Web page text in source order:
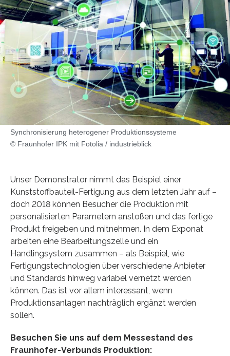
Synchronisierung heterogener Produktionssysteme
© Fraunhofer IPK mit Fotolia / industrieblick
Unser Demonstrator nimmt das Beispiel einer
Kunststoffbauteil-Fertigung aus dem letzten Jahr auf –
doch 2018 können Besucher die Produktion mit
personalisierten Parametern anstoßen und das fertige
Produkt freigeben und mitnehmen. In dem Exponat
arbeiten eine Bearbeitungszelle und ein
Handlingsystem zusammen – als Beispiel, wie
Fertigungstechnologien über verschiedene Anbieter
und Standards hinweg variabel vernetzt werden
können. Das ist vor allem interessant, wenn
Produktionsanlagen nachträglich ergänzt werden
sollen.
Besuchen Sie uns auf dem Messestand des
Fraunhofer-Verbunds Produktion: